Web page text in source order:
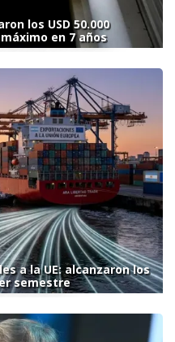
los USD 50.000
en 7 años
a la UE: alcanzaron los
semestre